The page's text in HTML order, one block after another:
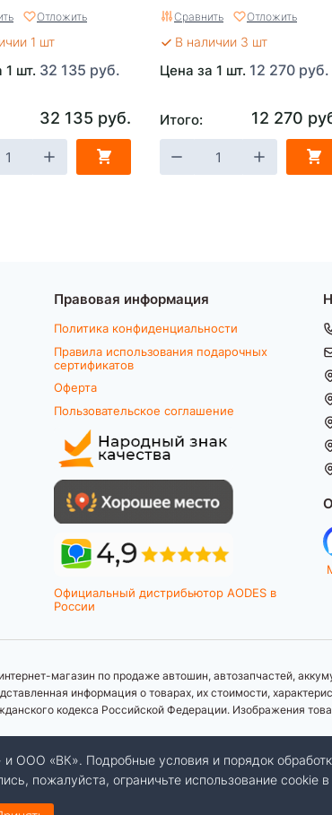
Отложить
1 шт
1 шт. 32 135 руб.
32 135 руб.
(1700х710/(500)х260)
Сравнить Отложить
В наличии 3 шт
Цена за 1 шт. 12 270 руб.
Итого: 12 270
Правовая информация
Политика конфиденциальности
Правила использования подарочных
сертификатов
Оферта
Пользовательское соглашение
Официальный дистрибьютор AODES в
России
магазин по продаже автошин, автозапчастей,
информация о товарах, их стоимости,
кодекса Российской Федерации. Изображения
ООО «ВК». Подробные условия и порядок
пожалуйста, ограничьте использование cookie в